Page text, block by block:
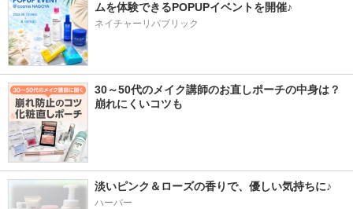
ムを体験できるPOPUPイベントを開催♪
ネイチャーリパブリック
30～50代のメイク講師のお直しポーチの中身は？
崩れにくいコツも
淡いピンク＆ローズの香りで、優しい気持ちに♪
ハーバー